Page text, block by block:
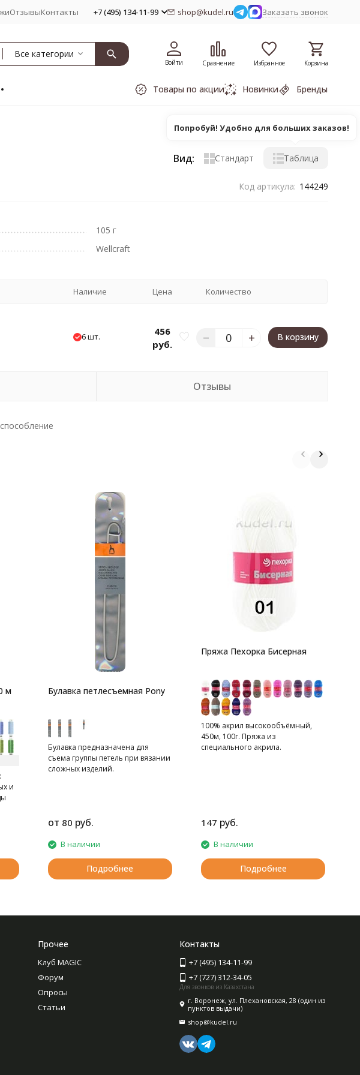
ОтзывыКонтакты +7 (495) 134-11-99 shop@kudel.ru Заказать звонок
Все категории
Войти Сравнение Избранное Корзина
Товары по акции Новинки Бренды
Вид: Стандарт Таблица
Код артикула: 144249
105 г
Wellcraft
Наличие Цена Количество
6 шт.
456
руб.
В корзину
Отзывы
м
и
Булавка петлесъемная Pony
Булавка предназначена для
съема группы петель при вязании
сложных изделий.
от 80 руб.
В наличии
Подробнее
Пряжа Пехорка Бисерная
100% акрил высокообъёмный,
450м, 100г. Пряжа из
специального акрила.
147 руб.
В наличии
Подробнее
Прочее
Клуб MAGIC
Форум
Опросы
Статьи
Контакты
+7 (495) 134-11-99
+7 (727) 312-34-05
Для звонков из Казахстана
г. Воронеж, ул. Плехановская, 28 (один из
пунктов выдачи)
shop@kudel.ru
Попробуй! Удобно для больших заказов!